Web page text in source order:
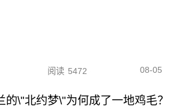
阅读 5472 08-05
的\"北约梦\"为何成了一地鸡毛？